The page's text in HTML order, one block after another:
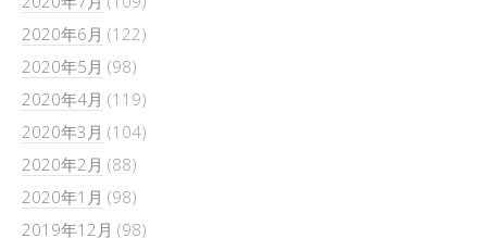
2020年6月 (122)
2020年5月 (98)
2020年4月 (119)
2020年3月 (104)
2020年2月 (88)
2020年1月 (98)
2019年12月 (98)